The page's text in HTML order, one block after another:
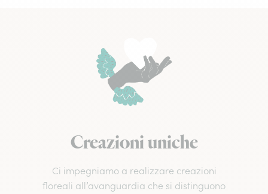
Creazioni uniche
Ci impegniamo a realizzare creazioni
floreali all’avanguardia che si distinguono